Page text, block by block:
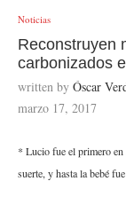
Noticias
Reconstruyen
carbonizados
written by Óscar
marzo 17, 2017
* Lucio fue el primero en
suerte, y hasta la bebé